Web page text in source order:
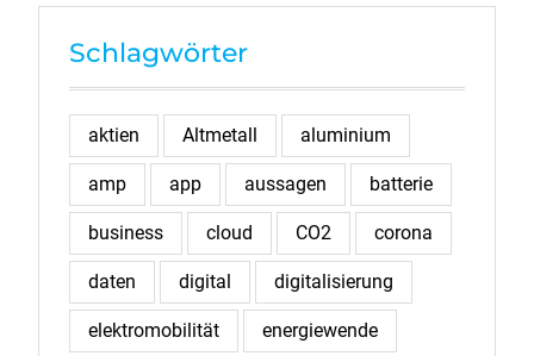
Schlagwörter
aktien Altmetall aluminium
amp app aussagen batterie
business cloud CO2 corona
daten digital digitalisierung
elektromobilität energiewende